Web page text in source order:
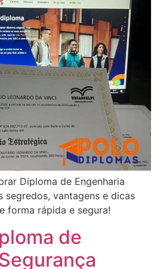
Diploma de Engenharia
segredos, vantagens e dicas
forma rápida e segura!
de